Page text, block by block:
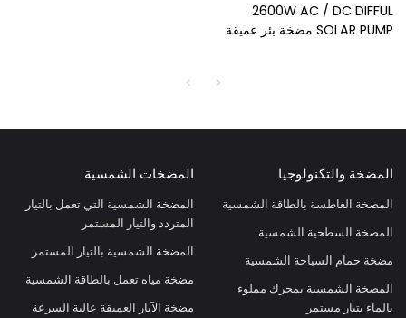
2600W AC / DC DIFFUL
SOLAR PUMP مضخة بئر عميقة
المضخة والتكنولوجيا
المضخة الغاطسة بالطاقة الشمسية
المضخة السطحية الشمسية
مضخة حمام السباحة الشمسية
المضخة الشمسية بمحرك مملوء
بالماء بتيار مستمر
المضخات الشمسية
المضخة الشمسية التي تعمل بالتيار
المتردد والتيار المستمر
المضخة الشمسية بالتيار المستمر
مضخة مياه تعمل بالطاقة الشمسية
مضخة الآبار العميقة عالية السرعة